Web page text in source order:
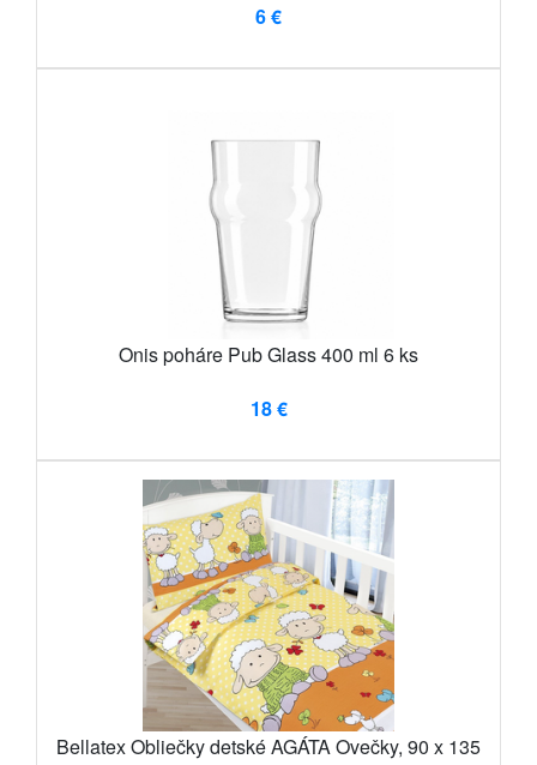
6 €
Onis poháre Pub Glass 400 ml 6 ks
18 €
Bellatex Obliečky detské AGÁTA Ovečky, 90 x 135